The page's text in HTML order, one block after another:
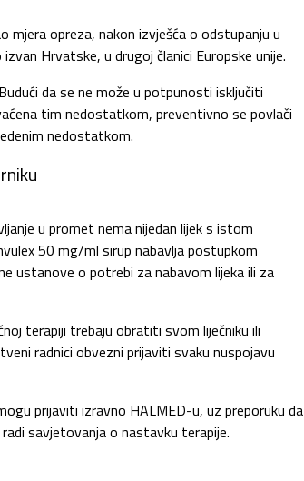
mjera opreza, nakon izvješća o odstupanju u
Hrvatske, u drugoj članici Europske unije.
da se ne može u potpunosti isključiti
tim nedostatkom, preventivno se povlači
nedostatkom.
u promet nema nijedan lijek s istom
50 mg/ml sirup nabavlja postupkom
ustanove o potrebi za nabavom lijeka ili za
terapiji trebaju obratiti svom liječniku ili
radnici obvezni prijaviti svaku nuspojavu
prijaviti izravno HALMED-u, uz preporuku da
savjetovanja o nastavku terapije.